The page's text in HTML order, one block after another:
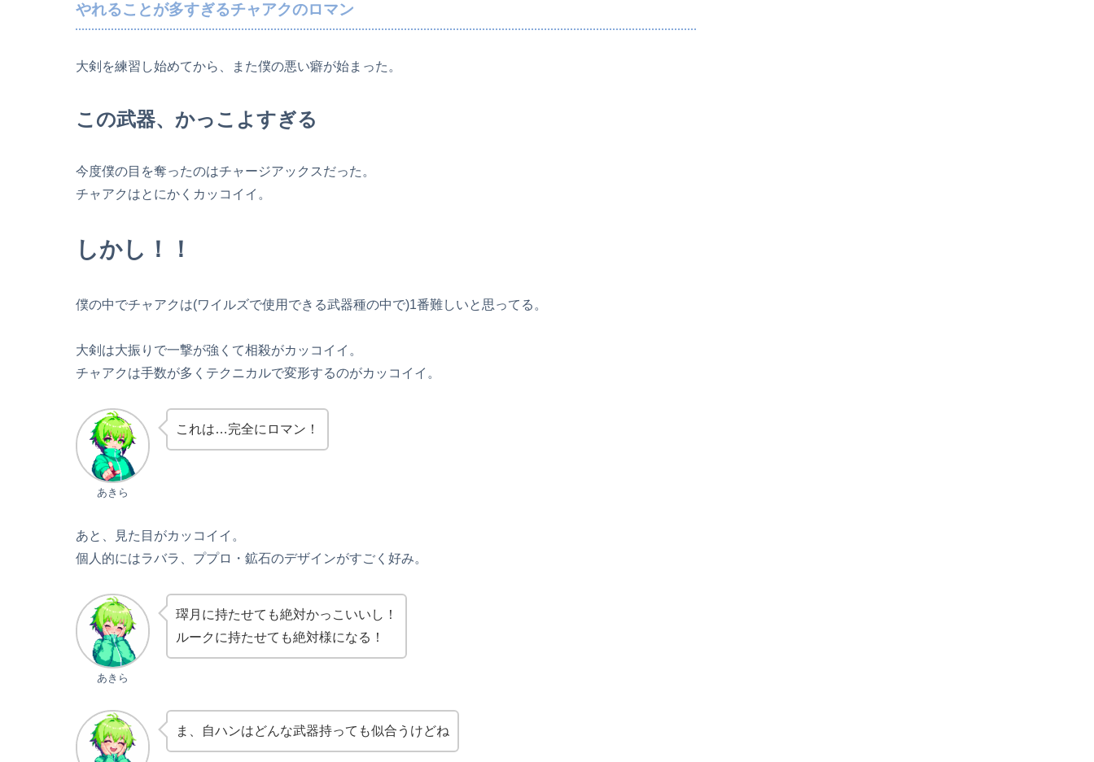
やれることが多すぎるチャアクのロマン
大剣を練習し始めてから、また僕の悪い癖が始まった。
この武器、かっこよすぎる
今度僕の目を奪ったのはチャージアックスだった。
チャアクはとにかくカッコイイ。
しかし！！
僕の中でチャアクは(ワイルズで使用できる武器種の中で)1番難しいと思ってる。
大剣は大振りで一撃が強くて相殺がカッコイイ。
チャアクは手数が多くテクニカルで変形するのがカッコイイ。
あきら
これは…完全にロマン！
あと、見た目がカッコイイ。
個人的にはラバラ、ププロ・鉱石のデザインがすごく好み。
あきら
璻月に持たせても絶対かっこいいし！
ルークに持たせても絶対様になる！
ま、自ハンはどんな武器持っても似合うけどね